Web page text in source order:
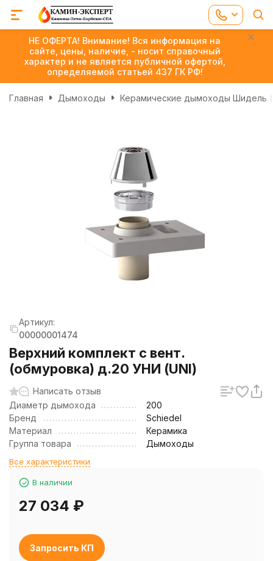
НЕ ОФЕРТА! Внимание! Вся информация на
сайте, цены, наличие, - носит справочный
характер и не является публичной офертой,
определяемой статьей 437 ГК РФ!
Главная Дымоходы Керамические дымоходы Шидель
Артикул:
00000001474
Верхний комплект с вент.
(обмуровка) д.20 УНИ (UNI)
Написать отзыв
Диаметр дымохода
200
Бренд
Schiedel
Материал
Керамика
Группа товара
Дымоходы
Все характеристики
В наличии
27 034 ₽
Запросить КП